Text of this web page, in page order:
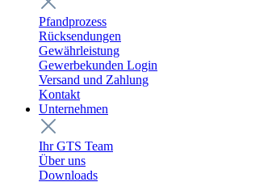
Pfandprozess
Rücksendungen
Gewährleistung
Gewerbekunden Login
Versand und Zahlung
Kontakt
Unternehmen
Ihr GTS Team
Über uns
Downloads